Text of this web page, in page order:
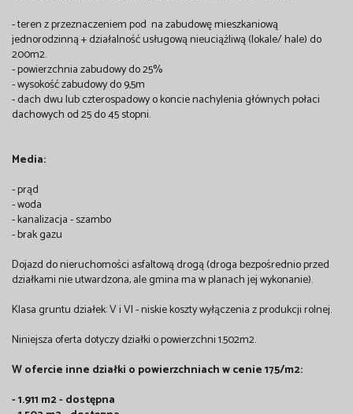
- teren z przeznaczeniem pod na zabudowę mieszkaniową
jednorodzinną + działalność usługową nieuciążliwą (lokale/ hale) do
200m2.
- powierzchnia zabudowy do 25%
- wysokość zabudowy do 9,5m
- dach dwu lub czterospadowy o koncie nachylenia głównych połaci
dachowych od 25 do 45 stopni.
Media:
- prąd
- woda
- kanalizacja - szambo
- brak gazu
Dojazd do nieruchomości asfaltową drogą (droga bezpośrednio przed
działkami nie utwardzona, ale gmina ma w planach jej wykonanie).
Klasa gruntu działek: V i VI - niskie koszty wyłączenia z produkcji rolnej.
Niniejsza oferta dotyczy działki o powierzchni 1.502m2.
W ofercie inne działki o powierzchniach w cenie 175/m2:
- 1.911 m2 - dostępna